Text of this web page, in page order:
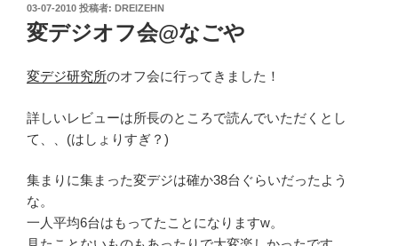
投
稿
日:
03-07-2010 投稿者: DREIZEHN
変デジオフ会@なごや
変デジ研究所のオフ会に行ってきました！
詳しいレビューは所長のところで読んでいただくとし
て、、(はしょりすぎ？)
集まりに集まった変デジは確か38台ぐらいだったよう
な。
一人平均6台はもってたことになりますw。